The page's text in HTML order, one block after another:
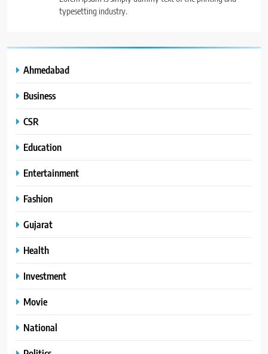
typesetting industry.
Ahmedabad
Business
CSR
Education
Entertainment
Fashion
Gujarat
Health
Investment
Movie
National